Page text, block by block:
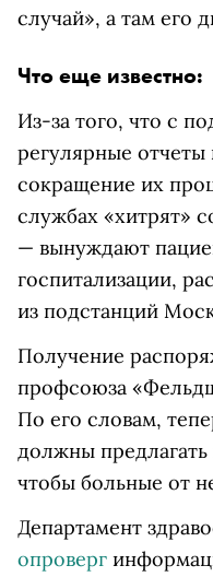
случай», а там его
Что еще известно:
Из-за того, что с
регулярные отчеты
сокращение их
службах «хитрят»
— вынуждают
госпитализации,
из подстанций
Получение
профсоюза
По его словам,
должны предлагать
чтобы больные от
Департамент
опроверг